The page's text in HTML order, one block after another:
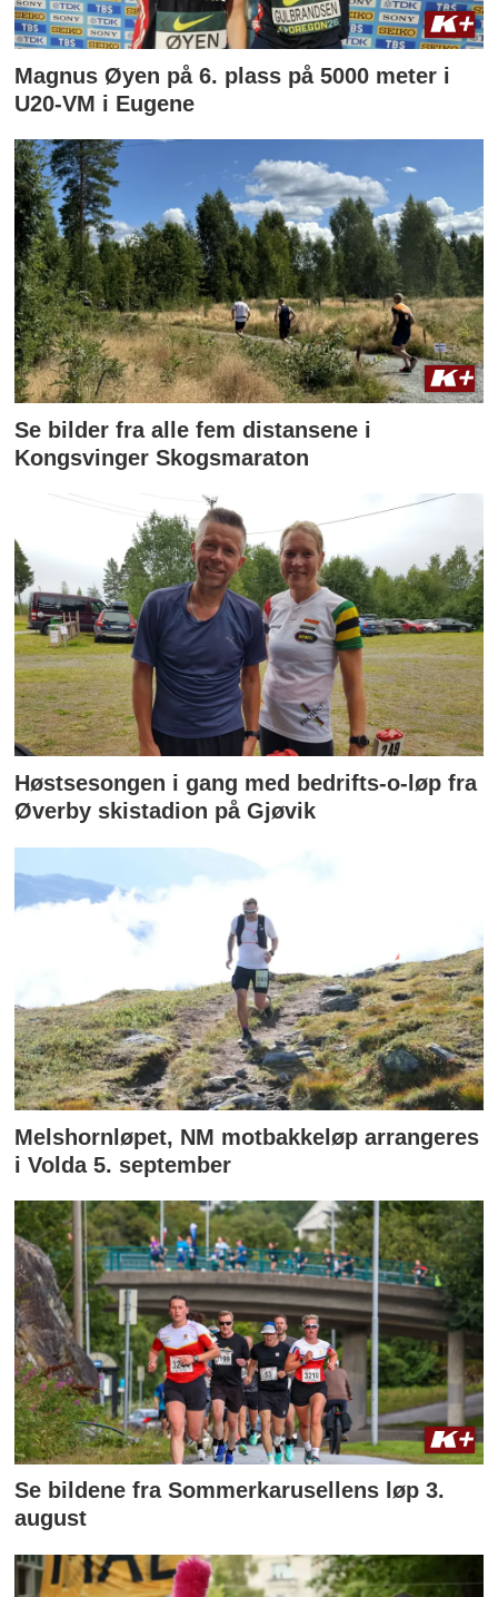
Magnus Øyen på 6. plass på 5000 meter i
U20-VM i Eugene
Se bilder fra alle fem distansene i
Kongsvinger Skogsmaraton
Høstsesongen i gang med bedrifts-o-løp fra
Øverby skistadion på Gjøvik
Melshornløpet, NM motbakkeløp arrangeres
i Volda 5. september
Se bildene fra Sommerkarusellens løp 3.
august